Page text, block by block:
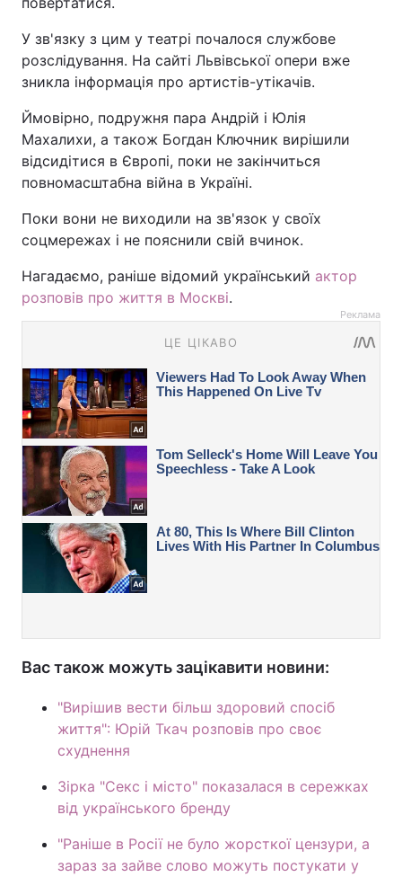
У зв'язку з цим у театрі почалося службове
розслідування. На сайті Львівської опери вже
зникла інформація про артистів-утікачів.
Ймовірно, подружня пара Андрій і Юлія
Махалихи, а також Богдан Ключник вирішили
відсидітися в Європі, поки не закінчиться
повномасштабна війна в Україні.
Поки вони не виходили на зв'язок у своїх
соцмережах і не пояснили свій вчинок.
Нагадаємо, раніше відомий український актор
розповів про життя в Москві.
Реклама
Вас також можуть зацікавити новини:
"Вирішив вести більш здоровий спосіб
життя": Юрій Ткач розповів про своє
схуднення
Зірка "Секс і місто" показалася в сережках
від українського бренду
"Раніше в Росії не було жорсткої цензури, а
зараз за зайве слово можуть постукати у